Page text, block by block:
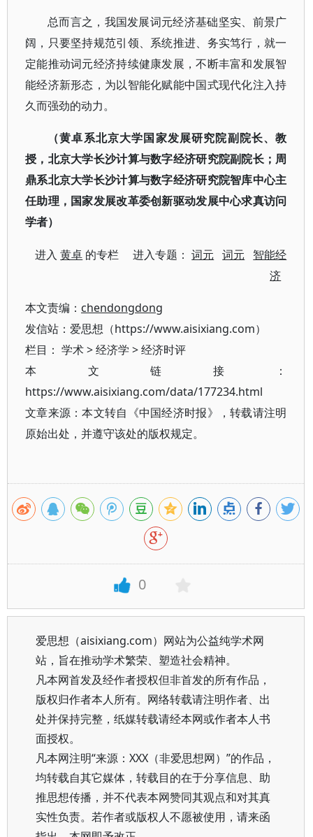
总而言之，我国发展词元经济基础坚实、前景广
阔，只要坚持规范引领、系统推进、务实笃行，就一
定能推动词元经济持续健康发展，不断丰富和发展智
能经济新形态，为以智能化赋能中国式现代化注入持
久而强劲的动力。
（黄卓系北京大学国家发展研究院副院长、教
授，北京大学长沙计算与数字经济研究院副院长；周
鼎系北京大学长沙计算与数字经济研究院智库中心主
任助理，国家发展改革委创新驱动发展中心求真访问
学者）
进入黄卓 的专栏 进入专题：词元 词元
智能经
济
本文责编： chendongdong
发信站：爱思想（https://www.aisixiang.com）
栏目： 学术>经济学 >经济时评
本文链接：
https://www.aisixiang.com/data/177234.html
文章来源：本文转自《中国经济时报》，转载请注明
原始出处，并遵守该处的版权规定。
0
爱思想（aisixiang.com）网站为公益纯学术网
站，旨在推动学术繁荣、塑造社会精神。
凡本网首发及经作者授权但非首发的所有作品，
版权归作者本人所有。网络转载请注明作者、出
处并保持完整，纸媒转载请经本网或作者本人书
面授权。
凡本网注明“来源：XXX（非爱思想网）”的作品，
均转载自其它媒体，转载目的在于分享信息、助
推思想传播，并不代表本网赞同其观点和对其真
实性负责。若作者或版权人不愿被使用，请来函